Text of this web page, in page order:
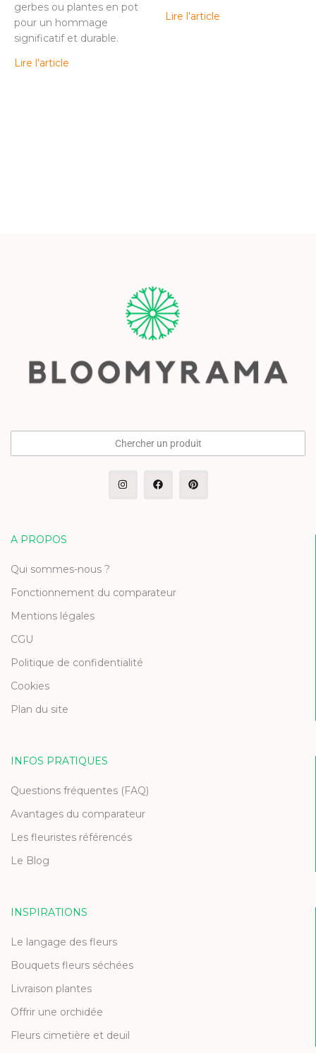
gerbes ou plantes en pot
pour un hommage
significatif et durable.
Lire l'article
Lire l'article
Chercher un produit
A PROPOS
Qui sommes-nous ?
Fonctionnement du comparateur
Mentions légales
CGU
Politique de confidentialité
Cookies
Plan du site
INFOS PRATIQUES
Questions fréquentes (FAQ)
Avantages du comparateur
Les fleuristes référencés
Le Blog
INSPIRATIONS
Le langage des fleurs
Bouquets fleurs séchées
Livraison plantes
Offrir une orchidée
Fleurs cimetière et deuil